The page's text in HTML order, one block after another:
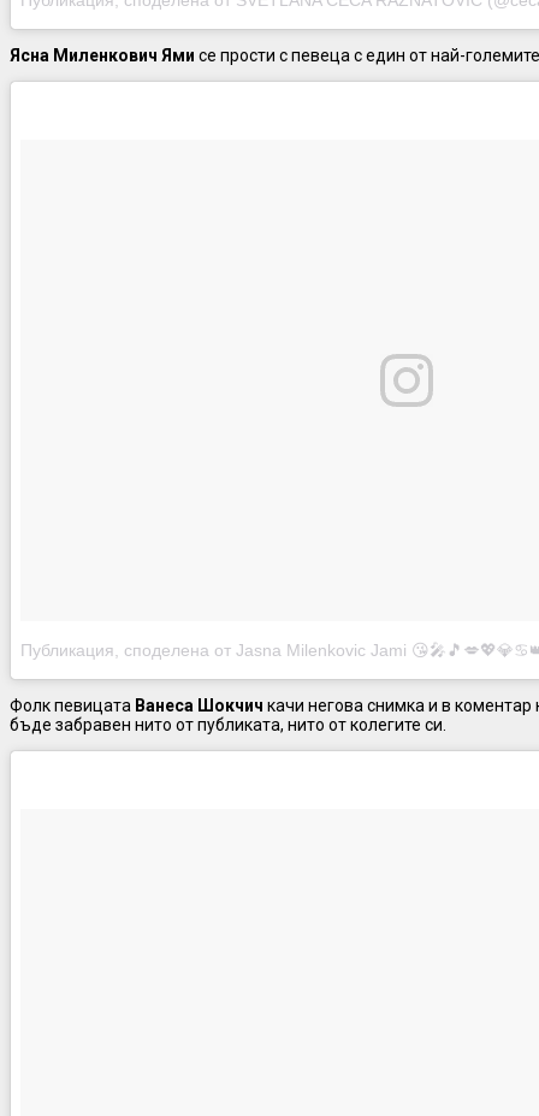
Ясна Миленкович Ями се прости с певеца с един от най-
Публикация, споделена от Jasna Milenkovic Jami
Фолк певицата Ванеса Шокчич качи негова снимка и в
бъде забравен нито от публиката, нито от колегите си.